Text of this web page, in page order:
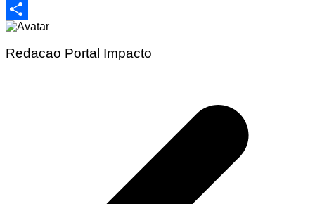
Email
Share
Redacao Portal Impacto